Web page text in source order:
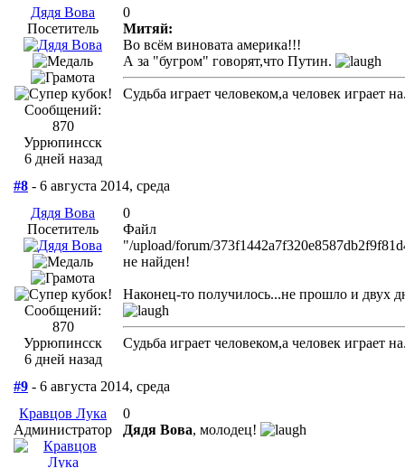
Дядя Вова
Посетитель
Сообщений:
870
Уррюпинсск
6 дней назад
0
Митяй:
Во всём виновата америка!!!
А за "бугром" говорят,что Путин.
Судьба играет человеком,а человек играет
#8 - 6 августа 2014, среда
Дядя Вова
Посетитель
Сообщений:
870
Уррюпинсск
6 дней назад
0
Файл
"/upload/forum/
не найден!
Наконец-то получилось...не прошло и двух
Судьба играет человеком,а человек играет
#9 - 6 августа 2014, среда
Кравцов Лука
Администратор
0
Дядя Вова, молодец!